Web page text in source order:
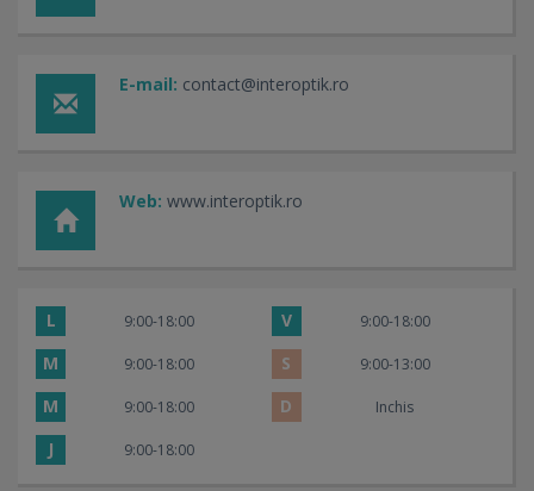
E-mail: contact@interoptik.ro
Web: www.interoptik.ro
L 9:00-18:00 V 9:00-18:00
M 9:00-18:00 S 9:00-13:00
M 9:00-18:00 D Inchis
J 9:00-18:00